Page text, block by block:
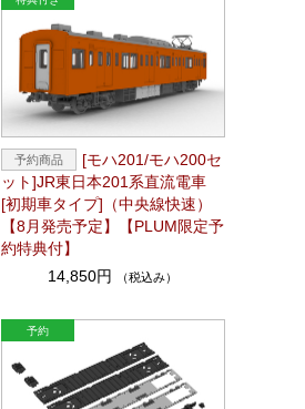
[モハ201/モハ200セ
ット]JR東日本201系直流電車
[初期車タイプ]（中央線快速）
【8月発売予定】【PLUM限定予
約特典付】
14,850円
（税込み）